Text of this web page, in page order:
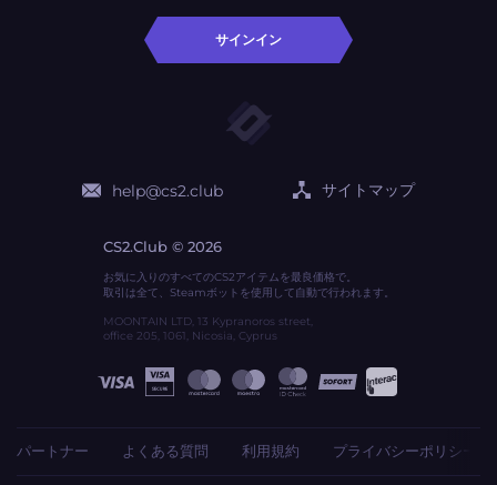
CS2.Club © 2026
お気に入りのすべてのCS2アイテムを最良価格で。
取引は全て、Steamボットを使用して自動で行われます。
MOONTAIN LTD, 13 Kypranoros street,
office 205, 1061, Nicosia, Cyprus
サインイン
help@cs2.club サイトマップ
パートナー よくある質問 利用規約 プライバシーポリシー